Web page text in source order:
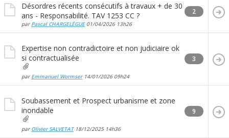
Désordres récents consécutifs à travaux + de 30
ans - Responsabilité. TAV 1253 CC ?
par Pascal CHARGELÈGUE01/04/2026 13h26
2
Expertise non contradictoire et non judiciaire ok
si contractualisée
par Emmanuel Wormser14/01/2026 09h24
3
Soubassement et Prospect urbanisme et zone
inondable
par Olivier SALVETAT18/12/2025 14h36
9